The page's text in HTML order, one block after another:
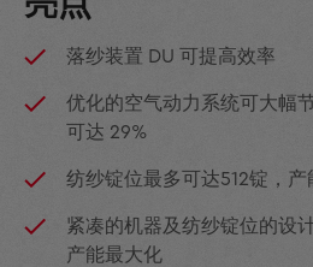
落纱装置 DU 可提高效率
优化的空气动力系统可大幅
可达 29%
纺纱锭位最多可达512锭，产
紧凑的机器及纺纱锭位的设
产能最大化